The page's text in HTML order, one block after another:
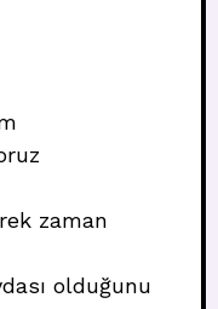
zaman
olduğunu